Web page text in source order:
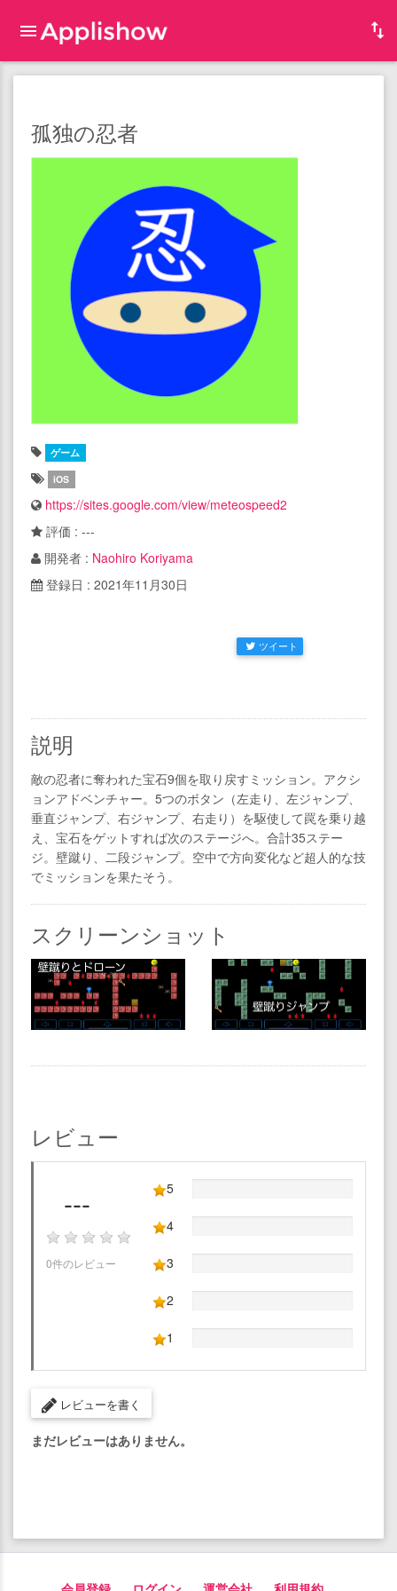
孤独の忍者
ゲーム
iOS
https://sites.google.com/view/meteospeed2
評価 : ---
開発者 : Naohiro Koriyama
登録日 : 2021年11月30日
ツイート
説明
敵の忍者に奪われた宝石9個を取り戻すミッション。アクシ
ョンアドベンチャー。5つのボタン（左走り、左ジャンプ、
垂直ジャンプ、右ジャンプ、右走り）を駆使して罠を乗り越
え、宝石をゲットすれば次のステージへ。合計35ステー
ジ。壁蹴り、二段ジャンプ。空中で方向変化など超人的な技
でミッションを果たそう。
スクリーンショット
レビュー
---
0件のレビュー
5
4
3
2
1
レビューを書く
まだレビューはありません。